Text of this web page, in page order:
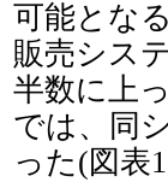
可能とな
販売シス
半数に上
では、同
った(図表